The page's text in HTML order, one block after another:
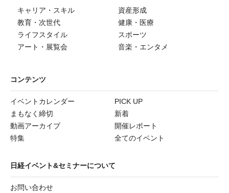
キャリア・スキル
資産形成
教育・次世代
健康・医療
ライフスタイル
スポーツ
アート・展覧会
音楽・エンタメ
コンテンツ
イベントカレンダー
PICK UP
まもなく締切
新着
動画アーカイブ
開催レポート
特集
全てのイベント
日経イベント&セミナーについて
お問い合わせ